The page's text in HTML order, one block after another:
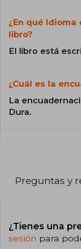
¿En qué
libro?
El libro está
¿Cuál es la
La
Dura.
Preguntas y
¿Tienes una
sesión para